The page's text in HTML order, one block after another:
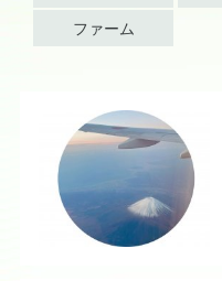
ファーム